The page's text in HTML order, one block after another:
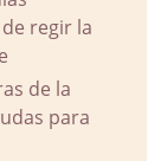
regir la
de la
para